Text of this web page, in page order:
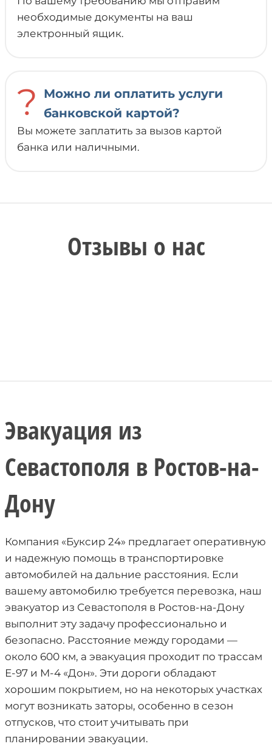
необходимые документы на ваш
электронный ящик.
?
Можно ли оплатить услуги
банковской картой?
Вы можете заплатить за вызов картой
банка или наличными.
Отзывы о нас
Эвакуация из
Севастополя в Ростов-на-
Дону
Компания «Буксир 24» предлагает оперативную
и надежную помощь в транспортировке
автомобилей на дальние расстояния. Если
вашему автомобилю требуется перевозка, наш
эвакуатор из Севастополя в Ростов-на-Дону
выполнит эту задачу профессионально и
безопасно. Расстояние между городами —
около 600 км, а эвакуация проходит по трассам
Е-97 и М-4 «Дон». Эти дороги обладают
хорошим покрытием, но на некоторых участках
могут возникать заторы, особенно в сезон
отпусков, что стоит учитывать при
планировании эвакуации.